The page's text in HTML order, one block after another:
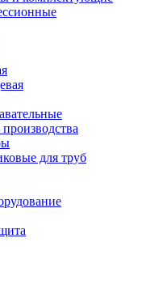
для труб